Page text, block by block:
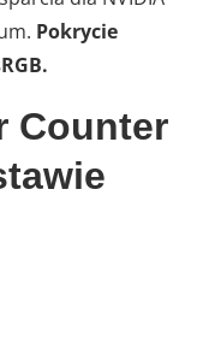
Pokrycie
Counter